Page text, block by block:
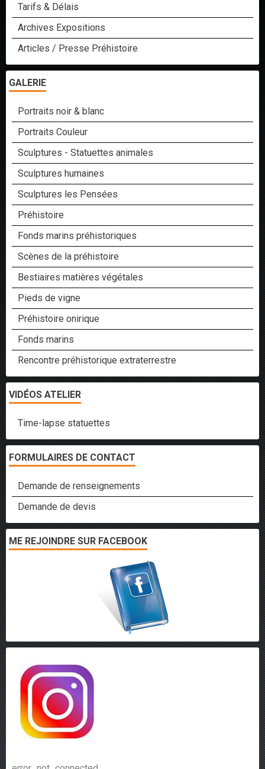
Tarifs & Délais
Archives Expositions
Articles / Presse Préhistoire
GALERIE
Portraits noir & blanc
Portraits Couleur
Sculptures - Statuettes animales
Sculptures humaines
Sculptures les Pensées
Préhistoire
Fonds marins préhistoriques
Scènes de la préhistoire
Bestiaires matières végétales
Pieds de vigne
Préhistoire onirique
Fonds marins
Rencontre préhistorique extraterrestre
VIDÉOS ATELIER
Time-lapse statuettes
FORMULAIRES DE CONTACT
Demande de renseignements
Demande de devis
ME REJOINDRE SUR FACEBOOK